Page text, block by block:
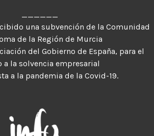
______
una subvención de la Comunidad
de la Región de Murcia
del Gobierno de España, para el
a la solvencia empresarial
a la pandemia de la Covid-19.